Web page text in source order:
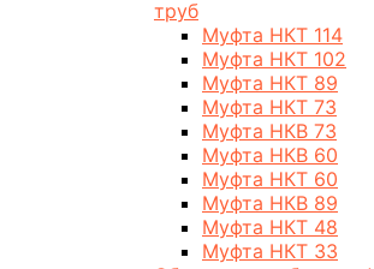
труб
Муфта НКТ 114
Муфта НКТ 102
Муфта НКТ 89
Муфта НКТ 73
Муфта НКВ 73
Муфта НКВ 60
Муфта НКТ 60
Муфта НКВ 89
Муфта НКТ 48
Муфта НКТ 33